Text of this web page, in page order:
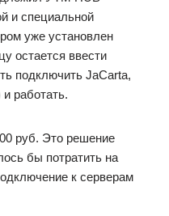
и специальной
уже установлен
остается ввести
подключить JaCarta,
работать.
руб. Это решение
бы потратить на
к серверам